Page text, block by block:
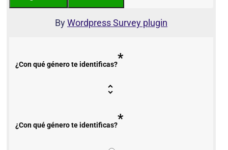
ByWordpress Survey plugin
¿Con qué género te identificas?*
¿Con qué género te identificas?*